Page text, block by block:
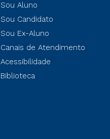
Sou Aluno
Sou Candidato
Sou Ex-Aluno
Canais de Atendimento
Acessibilidade
Biblioteca